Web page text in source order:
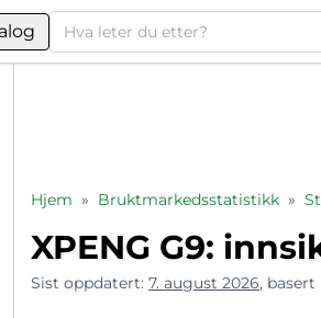
Søk
Hjem » Bruktmarkedsstatistikk »
XPENG G9:
Sist oppdatert: 7. august 2026, basert